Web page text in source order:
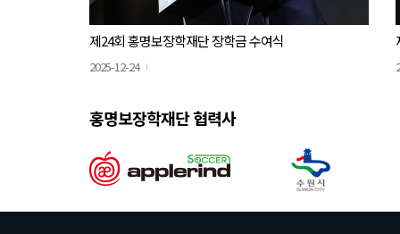
제24회 홍명보장학재단 장학금 수여식
2025-12-24
홍명보장학재단 협력사